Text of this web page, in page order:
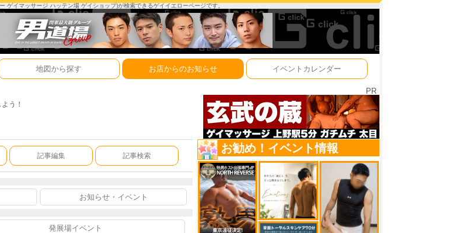
ゲイマッサージ ハッテン場 ゲイショップ)が検索できるゲイイエローページです。
地図から探す お店からのお知らせ イベントカレンダー
う！
PR
記事編集 記事検索
お知らせ・イベント
発展場イベント
お勧め！イベント情報